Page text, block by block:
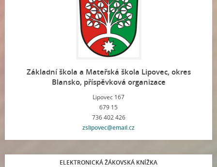
Základní škola a Mateřská škola Lipovec, okres
Blansko, příspěvková organizace
Lipovec 167
679 15
736 402 426
zslipovec@email.cz
ELEKTRONICKÁ ŽÁKOVSKÁ KNÍŽKA